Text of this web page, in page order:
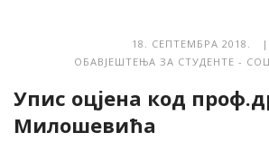
18. СЕПТЕМБРА 2018. |
ОБАВЈЕШТЕЊА ЗА СТУДЕНТЕ -
Упис оцјена код
Милошевића